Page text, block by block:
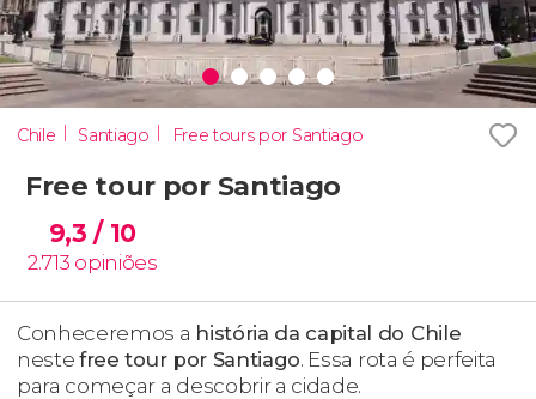
Chile Santiago Free tours por Santiago
Free tour por Santiago
9,3/ 10
2.713 opiniões
Conheceremos a história da capital do Chile
nestefree tour por Santiago. Essa rota é perfeita
para começar a descobrir a cidade.